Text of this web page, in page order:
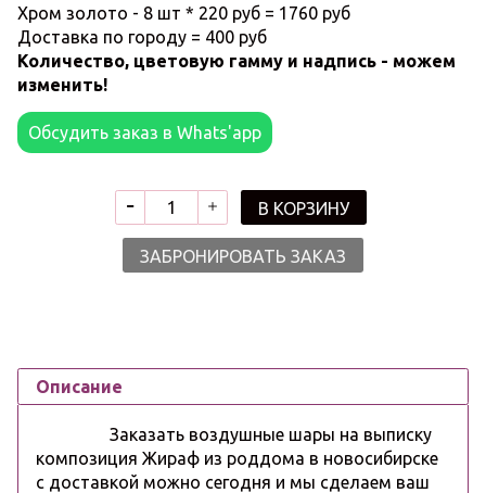
Хром золото - 8 шт * 220 руб = 1760 руб
Доставка по городу = 400 руб
Количество, цветовую гамму и надпись - можем
изменить!
Обсудить заказ в Whats'app
В КОРЗИНУ
ЗАБРОНИРОВАТЬ ЗАКАЗ
Описание
Заказать воздушные шары на выписку
композиция Жираф из роддома в новосибирске
с доставкой можно сегодня и мы сделаем ваш